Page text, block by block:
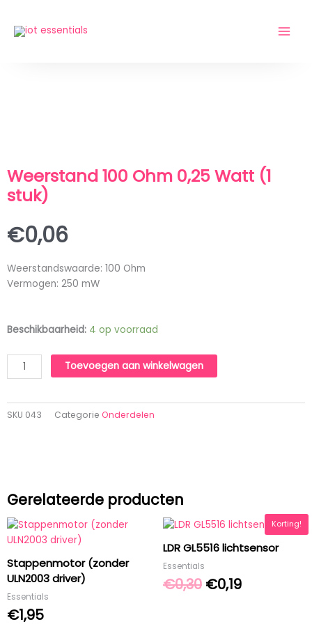
Weerstand 100 Ohm 0,25 Watt (1
stuk)
€0,06
Weerstandswaarde: 100 Ohm
Vermogen: 250 mW
Beschikbaarheid: 4 op voorraad
Weerstand
Ohm
0,25
(1
stuk)
Toevoegen aan winkelwagen
SKU 043 Categorie Onderdelen
Gerelateerde producten
Stappenmotor (zonder
ULN2003 driver)
Essentials
€1,95
Korting!
LDR GL5516 lichtsensor
Essentials
€0,30
prijs
€0,30.
€0,19
Huidige
prijs
€0,19.